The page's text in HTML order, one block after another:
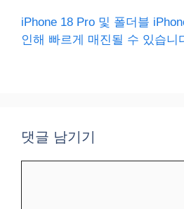
iPhone 18 Pro 및 폴더블
인해 빠르게 매진될 수 있습니
댓글 남기기